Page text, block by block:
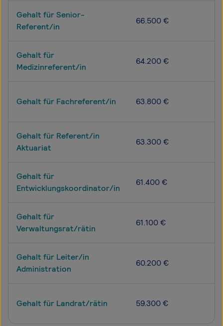
Gehalt für Senior-
Referent/in
66.500 €
Gehalt für
Medizinreferent/in
64.200 €
Gehalt für Fachreferent/in 63.800 €
Gehalt für Referent/in
Aktuariat
63.300 €
Gehalt für
Entwicklungskoordinator/in
61.400 €
Gehalt für
Verwaltungsrat/rätin
61.100 €
Gehalt für Leiter/in
Administration
60.200 €
Gehalt für Landrat/rätin 59.300 €